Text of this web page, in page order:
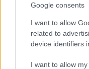
Google consents
I want to allow
related to
device identifiers
I want to allow
Új és Használt